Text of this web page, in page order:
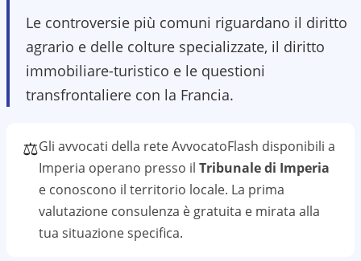
Le controversie più comuni riguardano il diritto
agrario e delle colture specializzate, il diritto
immobiliare-turistico e le questioni
transfrontaliere con la Francia.
⚖️Gli avvocati della rete AvvocatoFlash disponibili a
Imperia operano presso il Tribunale di Imperia
e conoscono il territorio locale. La prima
valutazione consulenza è gratuita e mirata alla
tua situazione specifica.